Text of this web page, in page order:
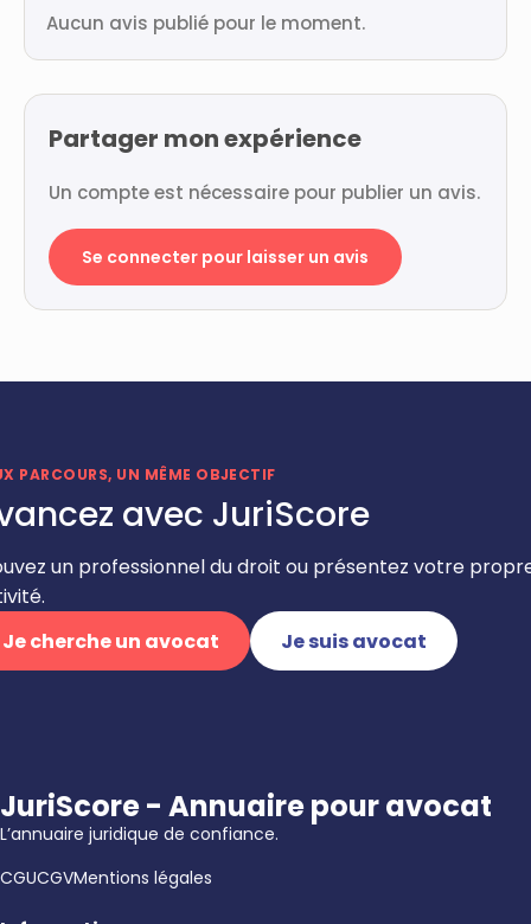
Aucun avis publié pour le moment.
Partager mon expérience
Un compte est nécessaire pour publier un avis.
Se connecter pour laisser un avis
PARCOURS, UN MÊME OBJECTIF
avec JuriScore
un professionnel du droit ou présentez votre
Je cherche un avocat
Je suis avocat
JuriScore - Annuaire pour avocat
L’annuaire juridique de confiance.
CGUCGVMentions légales